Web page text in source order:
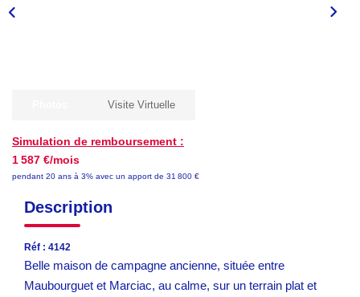
Simulation de remboursement :
1 587 €/mois
pendant 20 ans à 3% avec un apport de 31 800 €
Visite Virtuelle
Description
Réf : 4142
Belle maison de campagne ancienne, située entre
Maubourguet et Marciac, au calme, sur un terrain plat et